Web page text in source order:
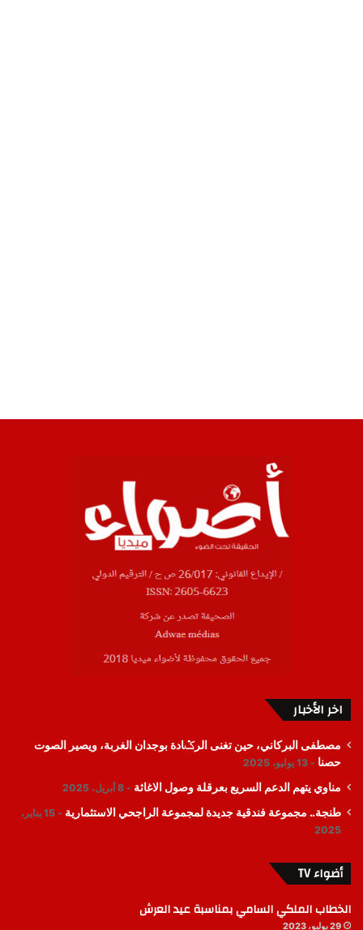
اخر الأخبار
مصطفى البركاني، حين تغنى الرݣادة بوجدان الغربة، ويصير الصوت
حصنا
13 يوليو، 2025
مناوي يتهم الدعم السريع بعرقلة وصول الاغاثة 8 أبريل، 2025
طنجة.. مجموعة فندقية جديدة لمجموعة الراجحي الاستثمارية
15 يناير،
2025
أضواء TV
الخطاب الملكي السامي بمناسبة عيد العرش
29 يوليو، 2023